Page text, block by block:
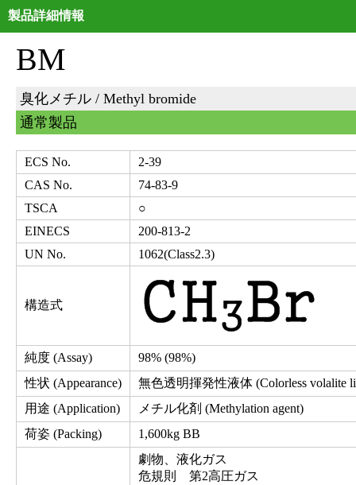
製品詳細情報
BM
臭化メチル / Methyl bromide
通常製品
ECS No.
2-39
CAS No.
74-83-9
TSCA
○
EINECS
200-813-2
UN No.
1062(Class2.3)
構造式
純度 (Assay)
98% (98%)
性状 (Appearance)
無色透明揮発性液体 (Colorless volalite
用途 (Application)
メチル化剤 (Methylation agent)
荷姿 (Packing)
1,600kg BB
劇物、液化ガス
危規則 第2高圧ガス